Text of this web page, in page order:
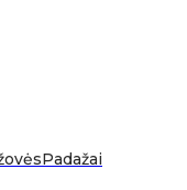
Padažai